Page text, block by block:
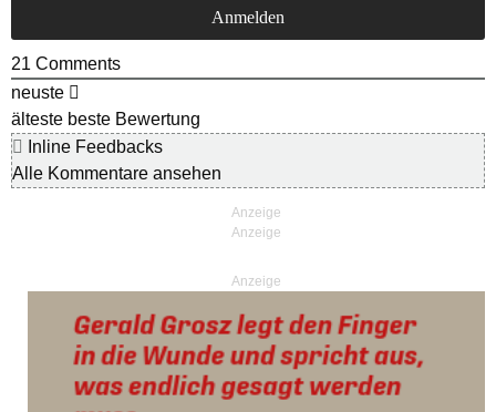
21 Comments
neuste
älteste beste Bewertung
Inline Feedbacks
Alle Kommentare ansehen
Anzeige